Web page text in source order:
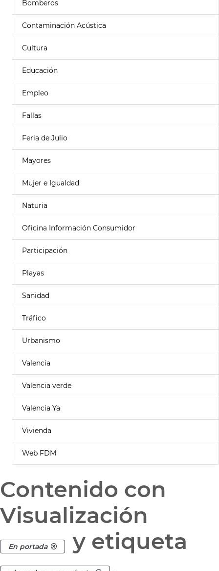
Bomberos
Contaminación Acústica
Cultura
Educación
Empleo
Fallas
Feria de Julio
Mayores
Mujer e Igualdad
Naturia
Oficina Información Consumidor
Participación
Playas
Sanidad
Tráfico
Urbanismo
Valencia
Valencia verde
Valencia Ya
Vivienda
Web FDM
Contenido con
Visualización
En portada y etiqueta